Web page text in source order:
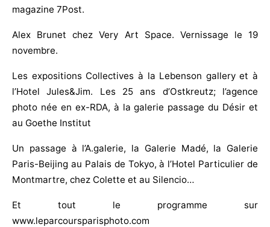
magazine 7Post.
Alex Brunet chez Very Art Space. Vernissage le 19
novembre.
Les expositions Collectives à la Lebenson gallery et à
l’Hotel Jules&Jim. Les 25 ans d’Ostkreutz; l’agence
photo née en ex-RDA, à la galerie passage du Désir et
au Goethe Institut
Un passage à l’A.galerie, la Galerie Madé, la Galerie
Paris-Beijing au Palais de Tokyo, à l’Hotel Particulier de
Montmartre, chez Colette et au Silencio…
Et tout le programme sur
www.leparcoursparisphoto.com